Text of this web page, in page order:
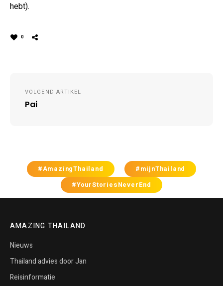
hebt).
0
navigation
VOLGEND ARTIKEL
Pai
#AmazingThailand
#mijnThailand
#YourStoriesNeverEnd
AMAZING THAILAND
Nieuws
Thailand advies door Jan
Reisinformatie